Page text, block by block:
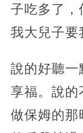
子吃多了，
我大兒子要
說的好聽一
享福。說的
做保姆的那